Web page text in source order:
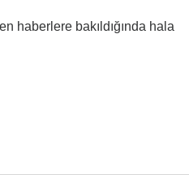
haberlere bakıldığında hala